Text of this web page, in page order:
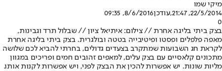
מיקי שמו
22/5/2014, 21:47
,עודכן8/6/2016, 09:35
0
בצק ביתי בליגה אחרת // צילום: איתיאל ציון // שבלול תרד וגבינות,
מאפה פלפלים ופסטו ופיטיבייה בטטה ובולגרית. בצק ביתי בליגה אחרת
לקראת חג השבועות שמתקרב בצעדים גדולים, בחרתי להביא לכם שלושה
מתכונים קלאסיים עם בצק עלים, למאפים זהובים חמים ופריכים במגוון
מליות שונות. יש אפשרות להכין את הבצק לפני, ויש אפשרות לקנות אותו.